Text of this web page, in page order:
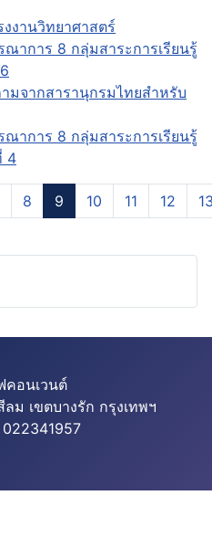
งานวิทยาศาสตร์
าการ 8 กลุ่มสาระการเรียนรู้
มจากสารานุกรมไทยสำหรับ
าการ 8 กลุ่มสาระการเรียนรู้
4
หน้า 9 จาก 28
8 9 10 11 12
คอนเวนต์
ม เขตบางรัก กรุงเทพฯ